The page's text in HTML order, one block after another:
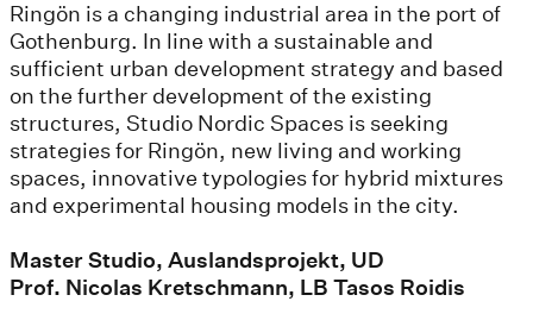
Ringön is a changing industrial area in the port of
Gothenburg. In line with a sustainable and
sufficient urban development strategy and based
on the further development of the existing
structures, Studio Nordic Spaces is seeking
strategies for Ringön, new living and working
spaces, innovative typologies for hybrid mixtures
and experimental housing models in the city.
Master Studio, Auslandsprojekt, UD
Prof. Nicolas Kretschmann, LB Tasos Roidis